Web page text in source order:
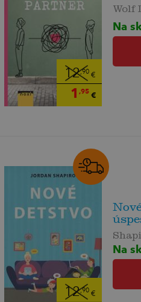
12,90€
1 ,95€
Wolf
Na
12,90€
Na